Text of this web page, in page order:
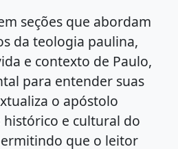
seções que abordam
da teologia paulina,
e contexto de Paulo,
para entender suas
o apóstolo
e cultural do
que o leitor